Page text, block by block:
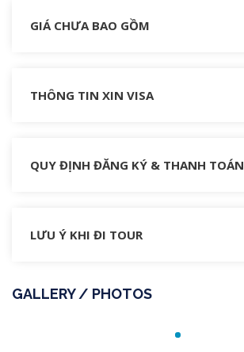
GIÁ CHƯA BAO GỒM
THÔNG TIN XIN VISA
QUY ĐỊNH ĐĂNG KÝ & THANH TOÁN
LƯU Ý KHI ĐI TOUR
GALLERY / PHOTOS